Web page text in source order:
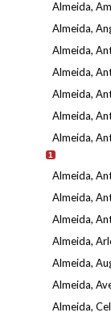
Almeida,
Almeida,
Almeida,
Almeida,
Almeida,
Almeida,
Almeida,
1
Almeida,
Almeida,
Almeida,
Almeida,
Almeida,
Almeida,
Almeida,